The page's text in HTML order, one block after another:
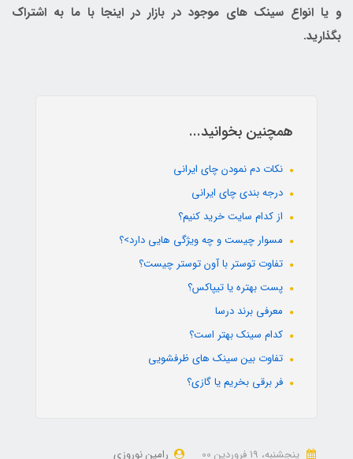
و یا انواع سینک های موجود در بازار در اینجا با ما به اشتراک
بگذارید.
همچنین بخوانید...
نکات دم نمودن چای ایرانی
درجه بندی چای ایرانی
از کدام سایت خرید کنیم؟
مسوار چیست و چه ویژگی هایی دارد>؟
تفاوت توستر با آون توستر چیست؟
پست بهتره یا تیپاکس؟
معرفی برند درسا
کدام سینک بهتر است؟
تفاوت بین سینک های ظرفشویی
فر برقی بخریم یا گازی؟
پنجشنبه، 19 فروردین 00
رامین نوروزی